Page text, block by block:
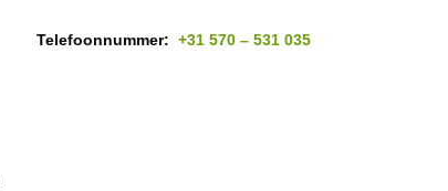
Telefoonnummer: +31 570 – 531 035